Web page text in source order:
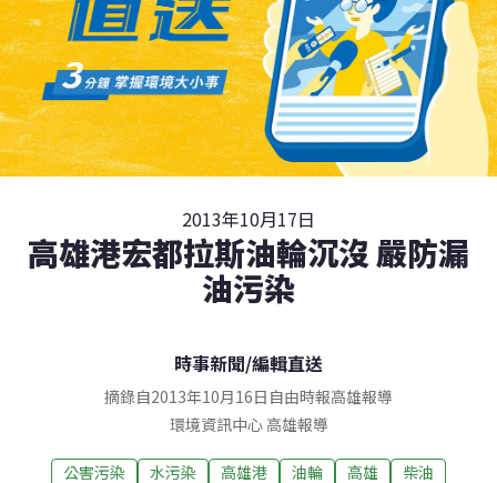
2013年10月17日
高雄港宏都拉斯油輪沉沒 嚴防漏
油污染
時事新聞/編輯直送
摘錄自2013年10月16日自由時報高雄報導
環境資訊中心 高雄報導
公害污染 水污染 高雄港 油輪 高雄
柴油